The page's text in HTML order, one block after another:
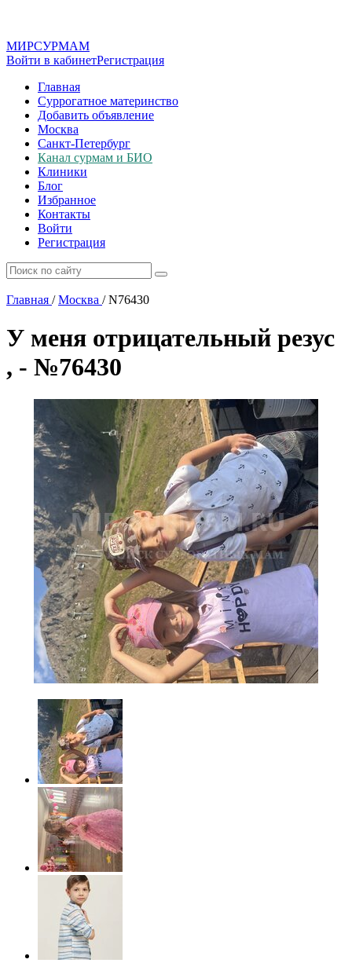
МИРСУРМАМ
Войти в кабинетРегистрация
Главная
Суррогатное материнство
Добавить объявление
Москва
Санкт-Петербург
Канал сурмам и БИО
Клиники
Блог
Избранное
Контакты
Войти
Регистрация
Главная / Москва /N76430
У меня отрицательный резус
, - №76430